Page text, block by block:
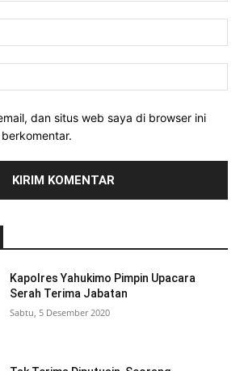
dan situs web saya di browser ini
Kapolres Yahukimo Pimpin Upacara
Serah Terima Jabatan
Sabtu, 5 Desember 2020